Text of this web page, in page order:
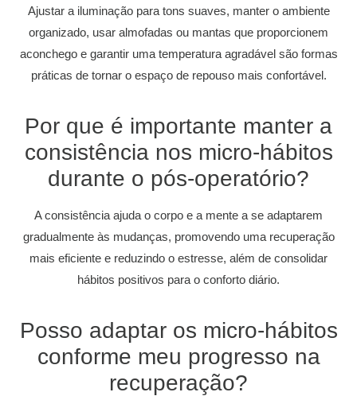
Ajustar a iluminação para tons suaves, manter o ambiente
organizado, usar almofadas ou mantas que proporcionem
aconchego e garantir uma temperatura agradável são formas
práticas de tornar o espaço de repouso mais confortável.
Por que é importante manter a
consistência nos micro-hábitos
durante o pós-operatório?
A consistência ajuda o corpo e a mente a se adaptarem
gradualmente às mudanças, promovendo uma recuperação
mais eficiente e reduzindo o estresse, além de consolidar
hábitos positivos para o conforto diário.
Posso adaptar os micro-hábitos
conforme meu progresso na
recuperação?